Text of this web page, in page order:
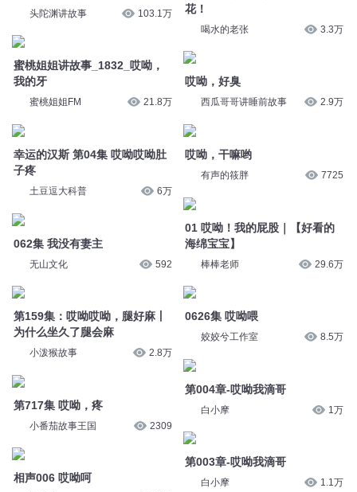
头陀渊讲故事 103.1万
蜜桃姐姐讲故事_1832_哎呦，
我的牙
蜜桃姐姐FM 21.8万
幸运的汉斯 第04集 哎呦哎呦肚
子疼
土豆逗大科普 6万
062集 我没有妻主
无山文化 592
第159集：哎呦哎呦，腿好麻丨
为什么坐久了腿会麻
小泼猴故事 2.8万
第717集 哎呦，疼
小番茄故事王国 2309
相声006 哎呦呵
花！
喝水的老张 3.3万
哎呦，好臭
西瓜哥哥讲睡前故事 2.9万
哎呦，干嘛哟
有声的筱胖 7725
01 哎呦！我的屁股｜【好看的
海绵宝宝】
棒棒老师 29.6万
0626集 哎呦喂
姣姣兮工作室 8.5万
第004章-哎呦我滴哥
白小摩 1万
第003章-哎呦我滴哥
白小摩 1.1万